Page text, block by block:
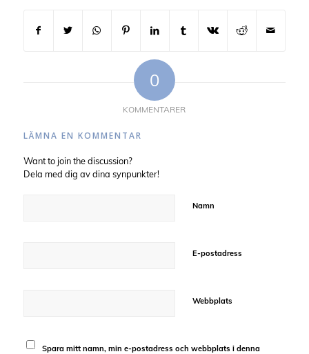
0
KOMMENTARER
LÄMNA EN KOMMENTAR
Want to join the discussion?
Dela med dig av dina synpunkter!
Namn
E-postadress
Webbplats
Spara mitt namn, min e-postadress och webbplats i denna